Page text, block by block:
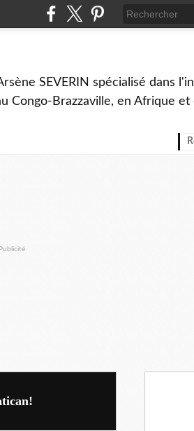
SEVERIN spécialisé dans
Congo-Brazzaville, en Afrique
Publicité